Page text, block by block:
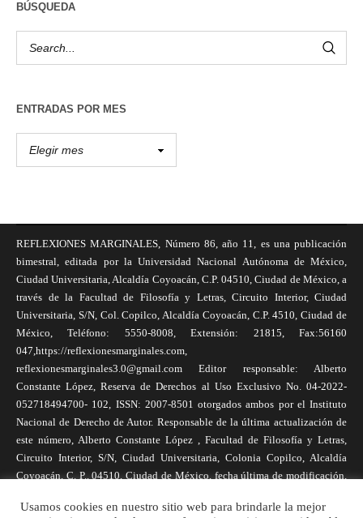
BÚSQUEDA
ENTRADAS POR MES
REFLEXIONES MARGINALES, Número 86, año 11, es una publicación
bimestral, editada por la Universidad Nacional Autónoma de México,
Ciudad Universitaria, Alcaldía Coyoacán, C.P. 04510, Ciudad de México, a
través de la Facultad de Filosofía y Letras, Circuito Interior, Ciudad
Universitaria, S/N, Col. Copilco, Alcaldía Coyoacán, C.P. 4510, Ciudad de
México, Teléfono: 5550-8008, Extensión: 21815, Fax:56160
047,https://reflexionesmarginales.com,
reflexionesmarginales3.0@gmail.com Editor responsable: Alberto
Constante López, Reserva de Derechos al Uso Exclusivo No. 04-2022-
052718494700- 102, ISSN: 2007-8501 otorgados ambos por el Instituto
Nacional de Derecho de Autor. Responsable de la última actualización de
este número, Alberto Constante López , Facultad de Filosofía y Letras,
Circuito Interior, S/N, Ciudad Universitaria, Colonia Copilco, Alcaldía
Coyoacán, C. P., 04510, Ciudad de México, fecha última de modificación,
necesariamente reflejan la postura de la revista, ni de Universidad Nacional
Usamos cookies en nuestro sitio web para brindarle la mejor